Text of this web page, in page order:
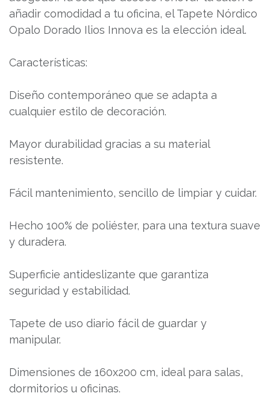
añadir comodidad a tu oficina, el Tapete Nórdico
Opalo Dorado Ilios Innova es la elección ideal.
Características:
Diseño contemporáneo que se adapta a
cualquier estilo de decoración.
Mayor durabilidad gracias a su material
resistente.
Fácil mantenimiento, sencillo de limpiar y cuidar.
Hecho 100% de poliéster, para una textura suave
y duradera.
Superficie antideslizante que garantiza
seguridad y estabilidad.
Tapete de uso diario fácil de guardar y
manipular.
Dimensiones de 160x200 cm, ideal para salas,
dormitorios u oficinas.